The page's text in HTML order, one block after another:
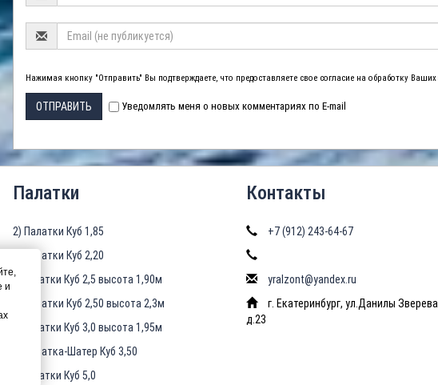
Нажимая кнопку "Отправить" Вы подтверждаете, что предоставляете свое согласие на обработку Ваших
ОТПРАВИТЬ Уведомлять меня о новых комментариях по E-mail
Палатки
2) Палатки Куб 1,85
3) Палатки Куб 2,20
4)Палатки Куб 2,5 высота 1,90м
5) Палатки Куб 2,50 высота 2,3м
6)Палатки Куб 3,0 высота 1,95м
7) Палатка-Шатер Куб 3,50
8)Палатки Куб 5,0
Контакты
+7 (912) 243-64-67
yralzont@yandex.ru
г. Екатеринбург, ул.Данилы Зверева
д.23
и